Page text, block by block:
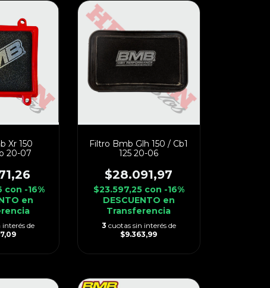
Xr 150
20-07
con -16%
en
interés de
Filtro Bmb Glh 150 / Cb1
125 20-06
$28.091,97
$23.597,25 con -16%
DESCUENTO en
Transferencia
3 cuotas sin interés de
$9.363,99